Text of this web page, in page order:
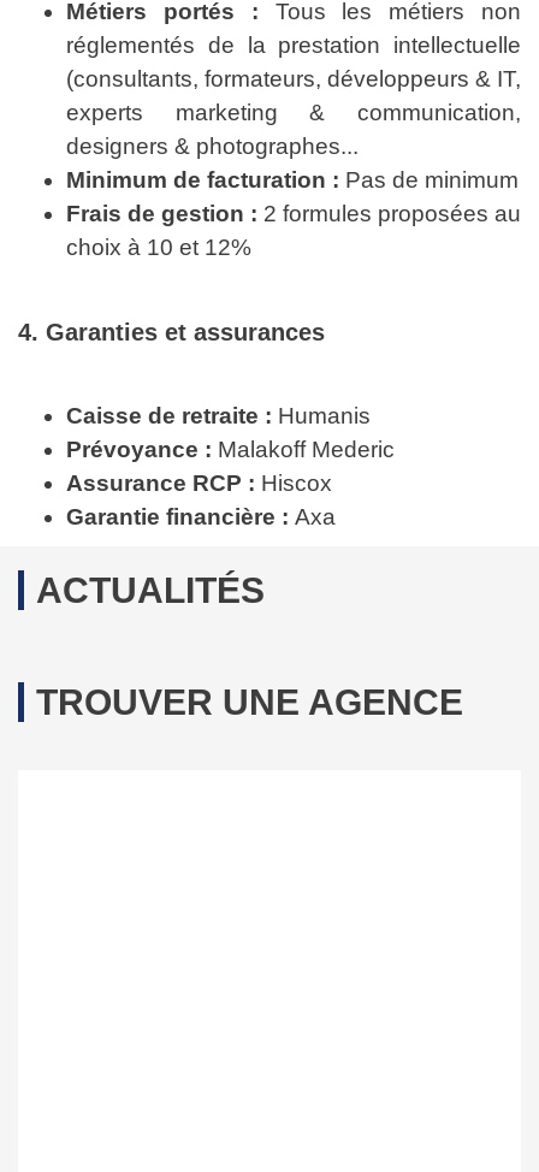
Métiers portés : Tous les métiers non
réglementés de la prestation intellectuelle
(consultants, formateurs, développeurs & IT,
experts marketing & communication,
designers & photographes...
Minimum de facturation : Pas de minimum
Frais de gestion : 2 formules proposées au
choix à 10 et 12%
4. Garanties et assurances
Caisse de retraite : Humanis
Prévoyance : Malakoff Mederic
Assurance RCP : Hiscox
Garantie financière : Axa
ACTUALITÉS
TROUVER UNE AGENCE